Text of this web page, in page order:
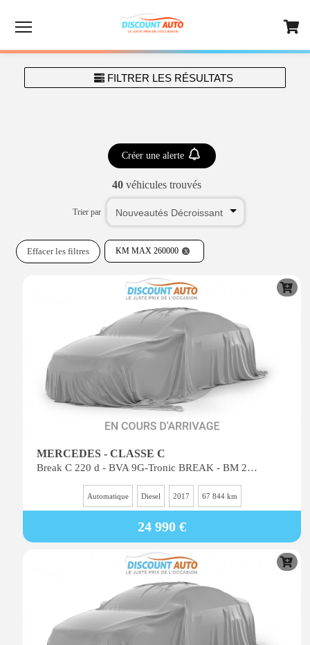
FILTRER LES RÉSULTATS
40véhicules trouvés
Créer une alerte
Trier par
KM MAX 260000
Effacer les filtres
MERCEDES - CLASSE C
Break C 220 d - BVA 9G-Tronic BREAK - BM 205 Executive - BVA PHASE 1
Automatique Diesel 2017 67 844 km
24 990 €